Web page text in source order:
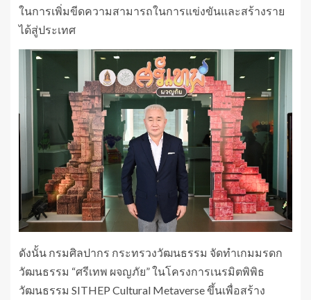
ในการเพิ่มขีดความสามารถในการแข่งขันและสร้างราย
ได้สู่ประเทศ
ดังนั้น กรมศิลปากร กระทรวงวัฒนธรรม จัดทำเกมมรดก
วัฒนธรรม “ศรีเทพ ผจญภัย” ในโครงการเนรมิตพิพิธ
วัฒนธรรม SITHEP Cultural Metaverse ขึ้นเพื่อสร้าง